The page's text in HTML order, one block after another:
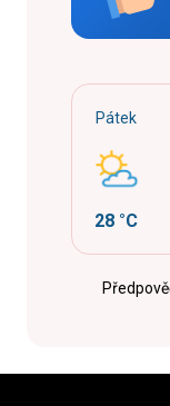
Pátek
28 °C